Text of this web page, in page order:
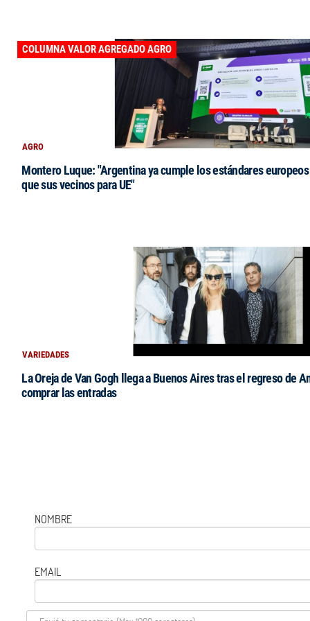
AGRO
COLUMNA VALOR AGREGADO AGRO
Montero Luque: "Argentina ya cumple los estándares
que sus vecinos para UE"
VARIEDADES
La Oreja de Van Gogh llega a Buenos Aires tras el regreso de
comprar las entradas
NOMBRE
EMAIL